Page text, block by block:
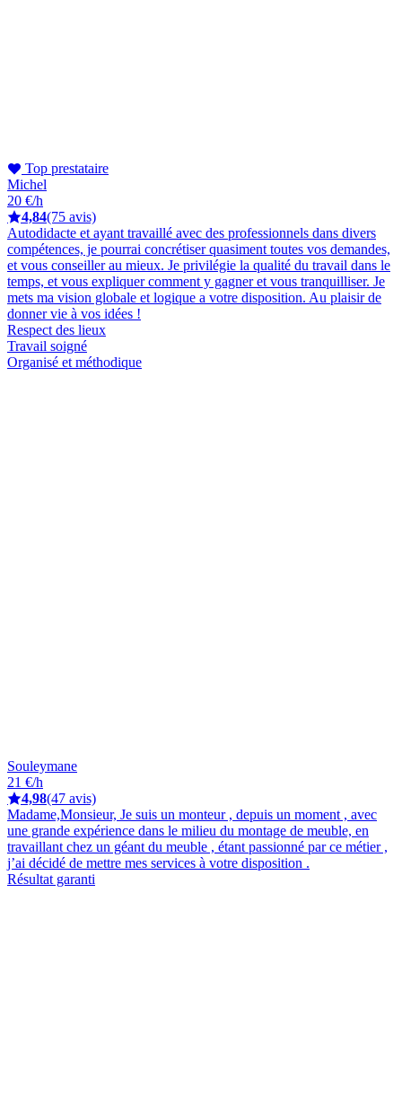
Top prestataire
Michel
20 €/h
4,84(75 avis)
Autodidacte et ayant travaillé avec des professionnels dans divers
compétences, je pourrai concrétiser quasiment toutes vos demandes,
et vous conseiller au mieux. Je privilégie la qualité du travail dans le
temps, et vous expliquer comment y gagner et vous tranquilliser. Je
mets ma vision globale et logique a votre disposition. Au plaisir de
donner vie à vos idées !
Respect des lieux
Travail soigné
Organisé et méthodique
Souleymane
21 €/h
4,98(47 avis)
Madame,Monsieur, Je suis un monteur , depuis un moment , avec
une grande expérience dans le milieu du montage de meuble, en
travaillant chez un géant du meuble , étant passionné par ce métier ,
j’ai décidé de mettre mes services à votre disposition .
Résultat garanti